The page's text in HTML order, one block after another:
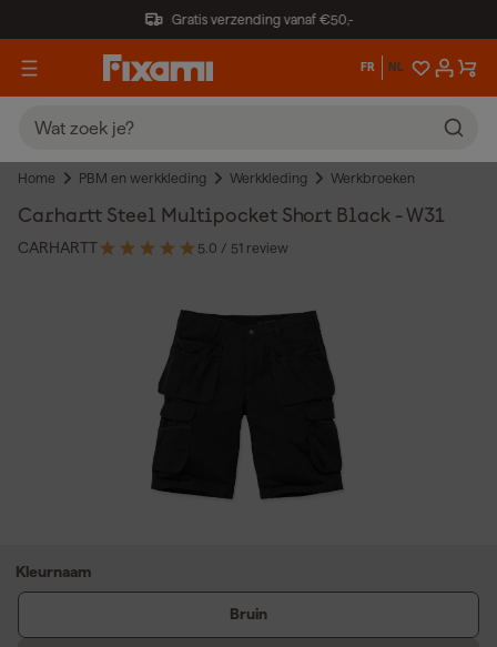
Gratis verzending vanaf €50,-
FR NL
Home PBM en werkkleding Werkkleding Werkbroeken
Carhartt Steel Multipocket Short Black - W31
CARHARTT 5.0 / 51 review
Kleurnaam
Bruin